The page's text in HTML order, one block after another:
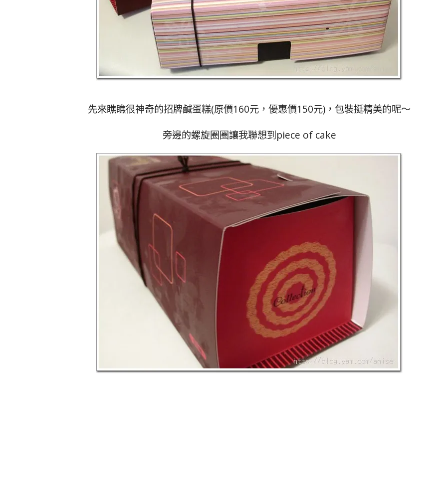
先來瞧瞧很神奇的招牌鹹蛋糕(原價160元，優惠價150元)，包裝挺精美的呢～
旁邊的螺旋圈圈讓我聯想到piece of cake